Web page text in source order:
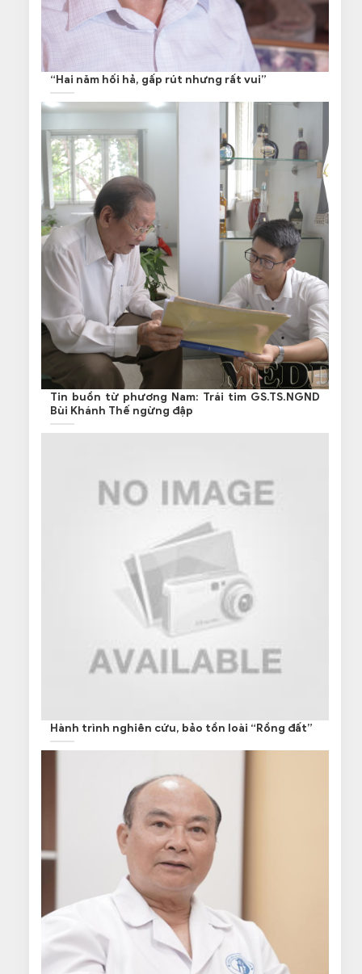
“Hai năm hối hả, gấp rút nhưng rất vui”
Tin buồn từ phương Nam: Trái tim GS.TS.NGND
Bùi Khánh Thế ngừng đập
Hành trình nghiên cứu, bảo tồn loài “Rồng đất”